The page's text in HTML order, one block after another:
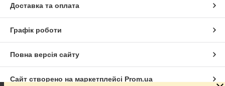
Доставка та оплата
Графік роботи
Повна версія сайту
Сайт створено на маркетплейсі Prom.ua